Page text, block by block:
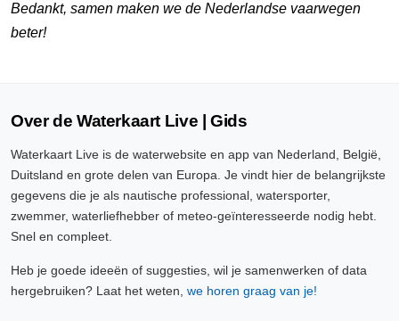
Bedankt, samen maken we de Nederlandse vaarwegen
beter!
Over de Waterkaart Live | Gids
Waterkaart Live is de waterwebsite en app van Nederland, België,
Duitsland en grote delen van Europa. Je vindt hier de belangrijkste
gegevens die je als nautische professional, watersporter,
zwemmer, waterliefhebber of meteo-geïnteresseerde nodig hebt.
Snel en compleet.
Heb je goede ideeën of suggesties, wil je samenwerken of data
hergebruiken? Laat het weten, we horen graag van je!